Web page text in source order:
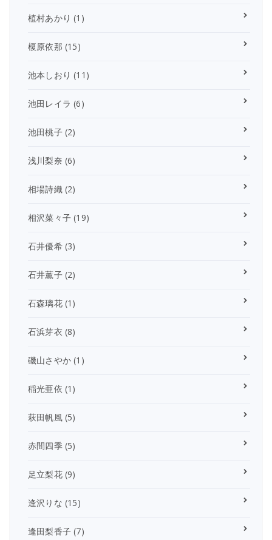
植村あかり (1)
榎原依那 (15)
池本しおり (11)
池田レイラ (6)
池田桃子(2)
浅川梨奈 (6)
相場詩織(2)
相沢菜々子 (19)
石井優希(3)
石井薫子(2)
石森璃花(1)
石浜芽衣 (8)
磯山さやか (1)
稲光亜依 (1)
萩田帆風(5)
赤間四季(5)
足立梨花(9)
逢沢りな (15)
逢田梨香子 (7)